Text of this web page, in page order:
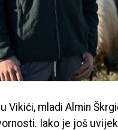
Vikići, mladi Almin
Iako je još